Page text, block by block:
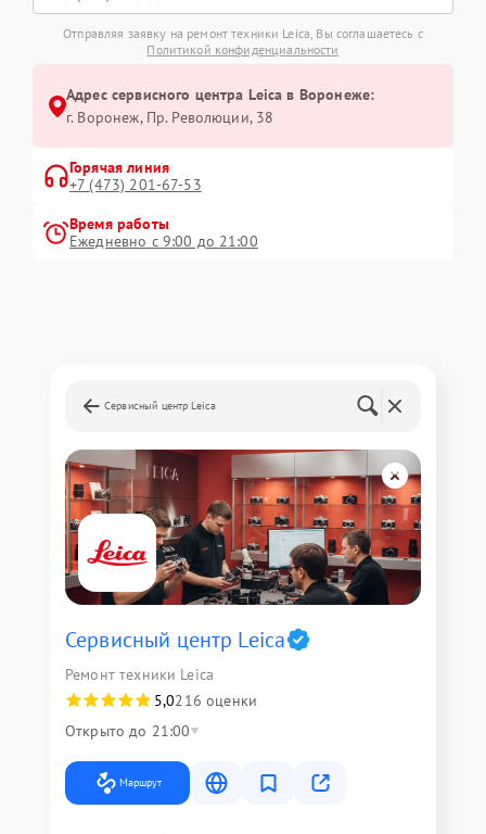
Отправляя заявку на ремонт техники Leica, Вы соглашаетесь с
Политикой конфиденциальности
Адрес сервисного центра Leica в Воронеже:
г. Воронеж, Пр. Революции, 38
Горячая линия
+7 (473) 201-67-53
Время работы
Ежедневно с 9:00 до 21:00
Сервисный центр Leica
Сервисный центр Leica
Ремонт техники Leica
5,0216 оценки
Открыто до 21:00
Маршрут